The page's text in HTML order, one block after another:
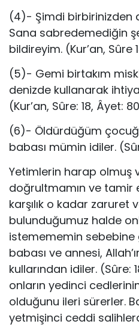
(4)- Şimdi birbirinizden
Sana sabredemediğin
bildireyim. (Kur’an, Sûre
(5)- Gemi birtakım
denizde kullanarak
(Kur’an, Sûre: 18, Âyet:
(6)- Öldürdüğüm
babası mümin idiler.
Yetimlerin harap olmuş
doğrultmamın ve tamir
karşılık o kadar zaruret
bulunduğumuz halde
istemememin sebebine
babası ve annesi,
kullarından idiler. (Sûre:
onların yedinci
olduğunu ileri sürerler.
yetmişinci ceddi